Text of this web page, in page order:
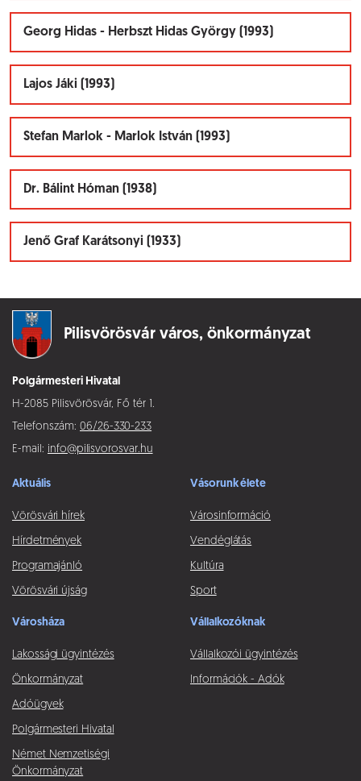
Georg Hidas - Herbszt Hidas György (1993)
Lajos Jáki (1993)
Stefan Marlok - Marlok István (1993)
Dr. Bálint Hóman (1938)
Jenő Graf Karátsonyi (1933)
Pilisvörösvár város, önkormányzat
Polgármesteri Hivatal
H-2085 Pilisvörösvár, Fő tér 1.
Telefonszám: 06/26-330-233
E-mail: info@pilisvorosvar.hu
Aktuális
Vörösvári hírek
Hírdetmények
Programajánló
Vörösvári újság
Vásorunk élete
Városinformáció
Vendéglátás
Kultúra
Sport
Városháza
Lakossági ügyintézés
Önkormányzat
Adóügyek
Polgármesteri Hivatal
Német Nemzetiségi
Önkormányzat
Vállalkozóknak
Vállalkozói ügyintézés
Információk - Adók